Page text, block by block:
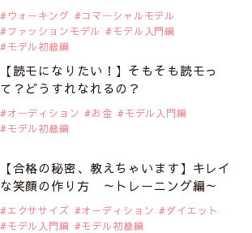
ウォーキング
コマーシャルモデル
ファッションモデル
モデル入門編
モデル初級編
【読モになりたい！】そもそも読モっ
て？どうすれなれるの？
オーディション お金
モデル入門編
モデル初級編
【合格の秘密、教えちゃいます】キレイ
な笑顔の作り方 ～トレーニング編～
エクササイズ オーディション
ダイエット
モデル入門編
モデル初級編